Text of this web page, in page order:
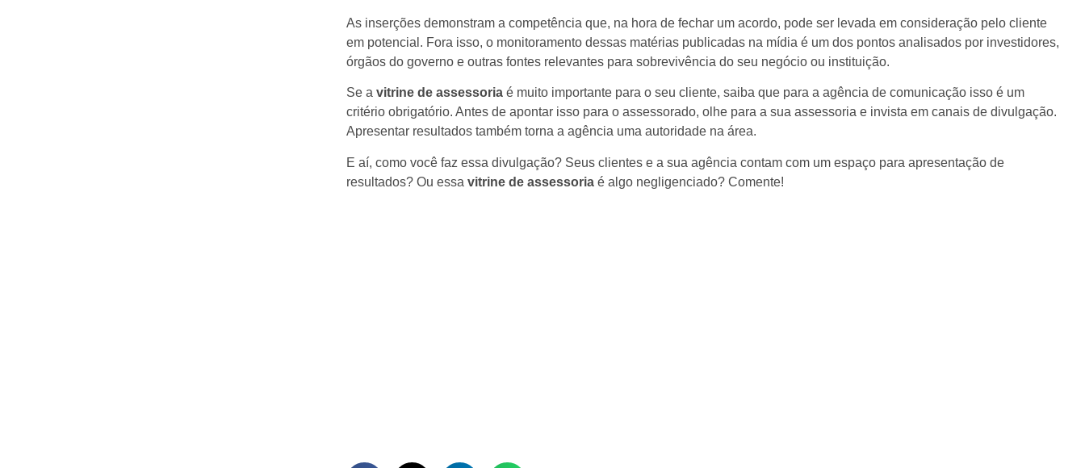
As inserções demonstram a competência que, na hora de fechar um acordo, pode ser levada em consideração pelo cliente
em potencial. Fora isso, o monitoramento dessas matérias publicadas na mídia é um dos pontos analisados por investidores,
órgãos do governo e outras fontes relevantes para sobrevivência do seu negócio ou instituição.
Se a vitrine de assessoriaé muito importante para o seu cliente, saiba que para a agência de comunicação isso é um
critério obrigatório. Antes de apontar isso para o assessorado, olhe para a sua assessoria e invista em canais de divulgação.
Apresentar resultados também torna a agência uma autoridade na área.
E aí, como você faz essa divulgação? Seus clientes e a sua agência contam com um espaço para apresentação de
resultados? Ou essa vitrine de assessoriaé algo negligenciado? Comente!